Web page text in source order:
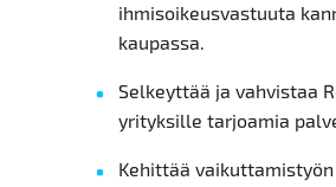
ihmisoikeusvastuuta
kaupassa.
Selkeyttää ja vahvistaa
yrityksille tarjoamia
Kehittää